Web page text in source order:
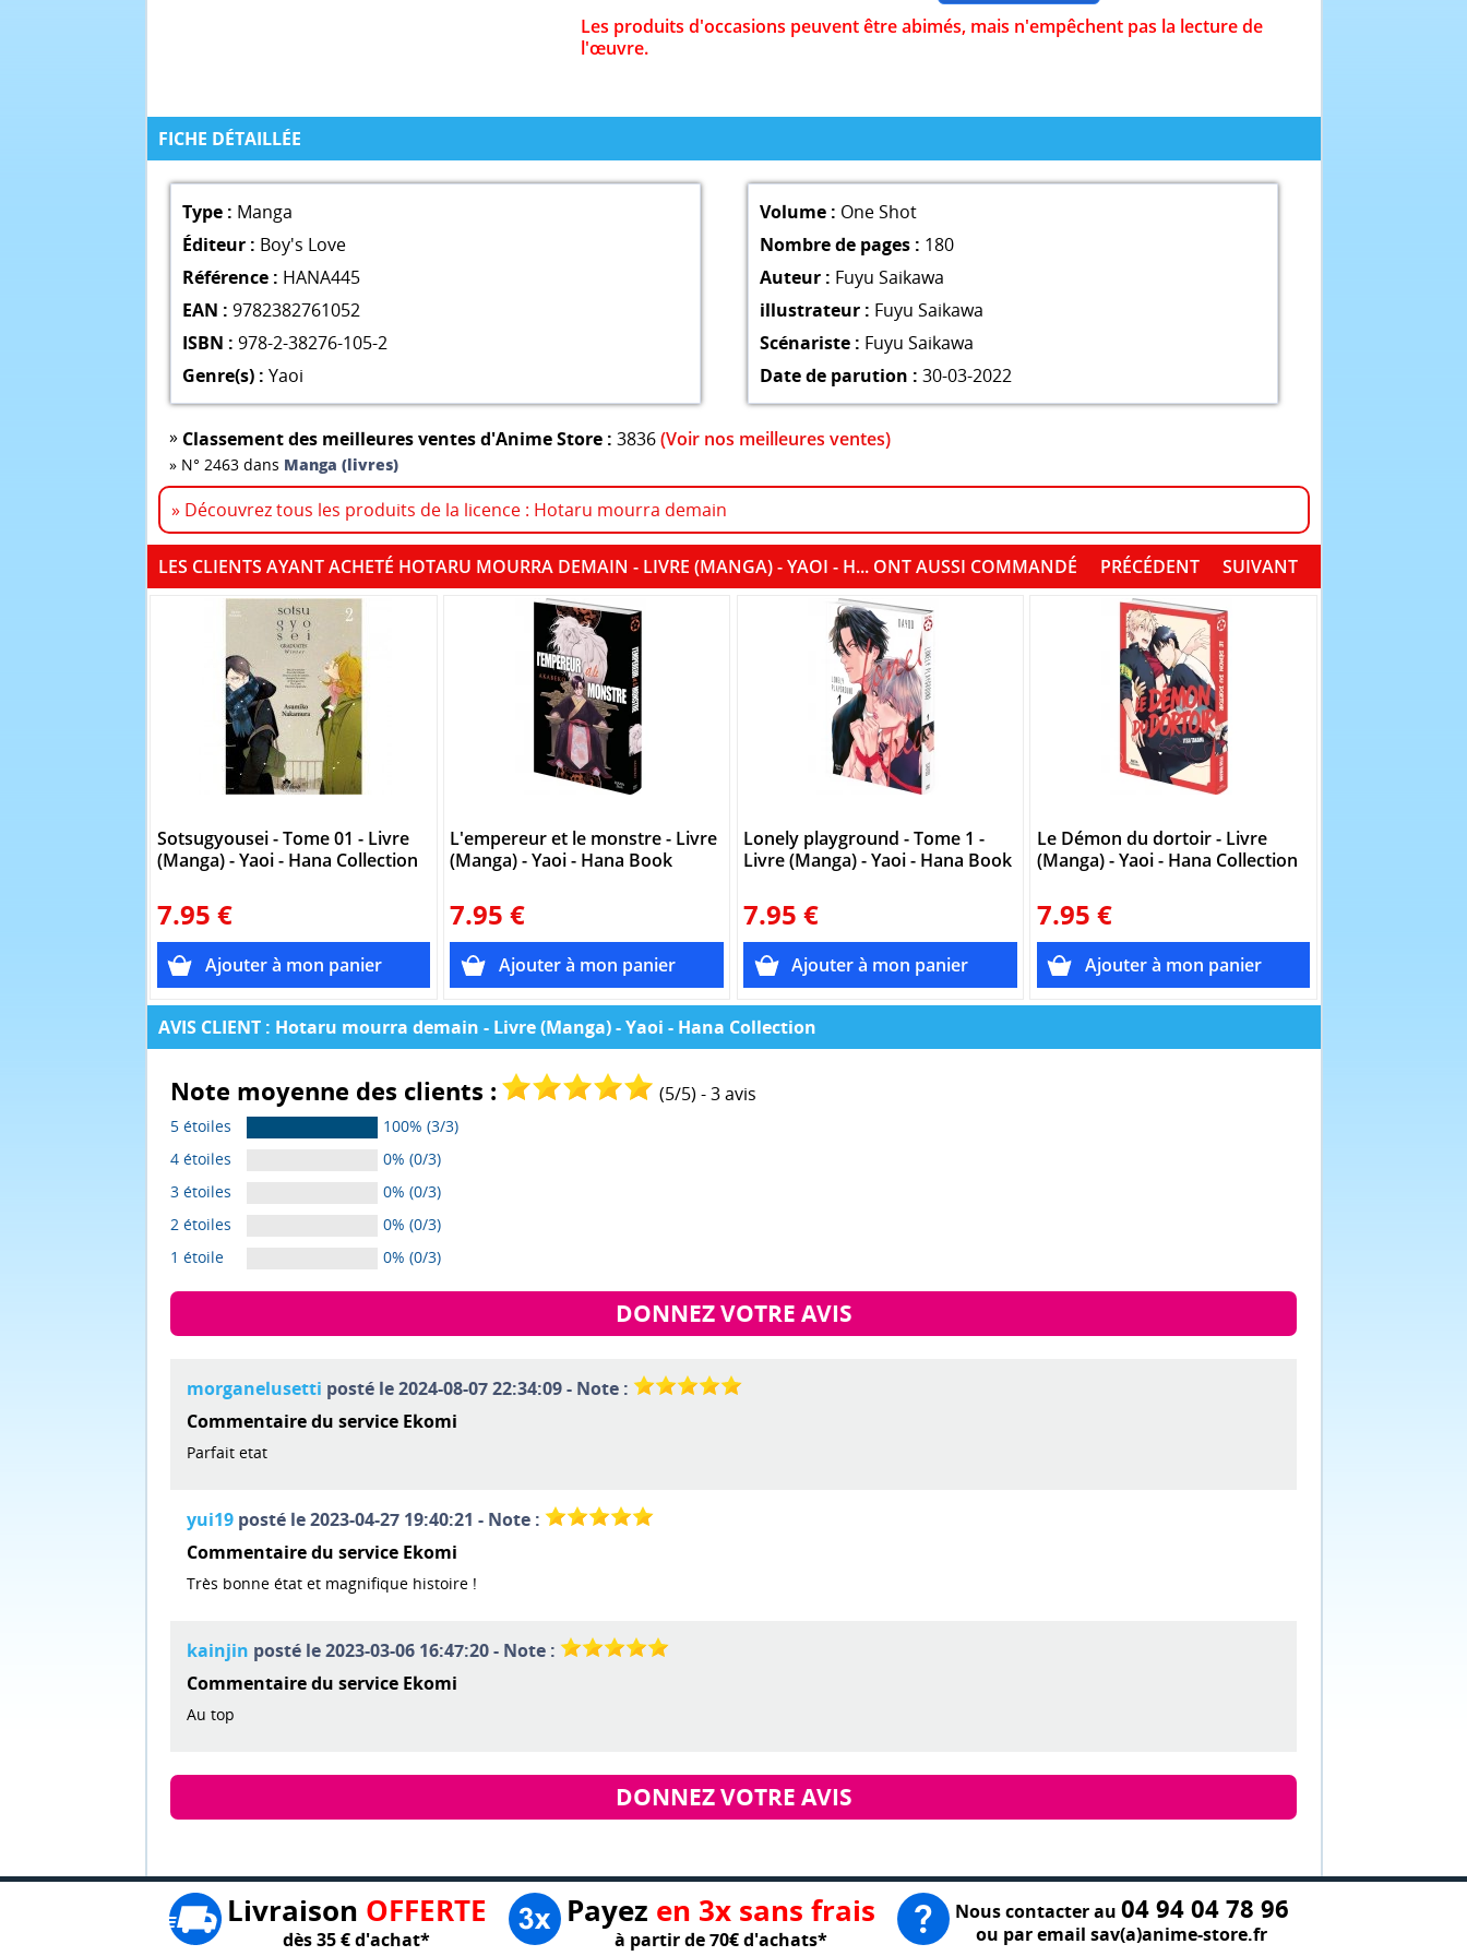
Les produits d'occasions peuvent être abimés, mais n'empêchent pas la lecture de
l'œuvre.
FICHE DÉTAILLÉE
Type : Manga
Éditeur : Boy's Love
Référence : HANA445
EAN : 9782382761052
ISBN : 978-2-38276-105-2
Genre(s) : Yaoi
Volume : One Shot
Nombre de pages : 180
Auteur : Fuyu Saikawa
illustrateur : Fuyu Saikawa
Scénariste : Fuyu Saikawa
Date de parution : 30-03-2022
» Classement des meilleures ventes d'Anime Store : 3836(Voir nos meilleures ventes)
» N° 2463 dans Manga (livres)
» Découvrez tous les produits de la licence : Hotaru mourra demain
LES CLIENTS AYANT ACHETÉ HOTARU MOURRA DEMAIN - LIVRE (MANGA) - YAOI - H... ONT AUSSI COMMANDÉ SUIVANT
PRÉCÉDENT
Sotsugyousei - Tome 01 - Livre
(Manga) - Yaoi - Hana Collection
7.95 €
L'empereur et le monstre - Livre
(Manga) - Yaoi - Hana Book
7.95 €
Lonely playground - Tome 1 -
Livre (Manga) - Yaoi - Hana Book
7.95 €
Le Démon du dortoir - Livre
(Manga) - Yaoi - Hana Collection
7.95 €
AVIS CLIENT : Hotaru mourra demain - Livre (Manga) - Yaoi - Hana Collection
Note moyenne des clients : (5/5) -3avis
5 étoiles
100% (3/3)
4 étoiles
0% (0/3)
3 étoiles
0% (0/3)
2 étoiles
0% (0/3)
1 étoile
0% (0/3)
DONNEZ VOTRE AVIS
morganelusetti posté le 2024-08-07 22:34:09 - Note :
Commentaire du service Ekomi
Parfait etat
yui19 posté le 2023-04-27 19:40:21 - Note :
Commentaire du service Ekomi
Très bonne état et magnifique histoire !
kainjin posté le 2023-03-06 16:47:20 - Note :
Commentaire du service Ekomi
Au top
DONNEZ VOTRE AVIS
Livraison OFFERTE
dès 35 € d'achat*
Payez en 3x sans frais
à partir de 70€ d'achats*
Nous contacter au 04 94 04 78 96
ou par email sav(a)anime-store.fr